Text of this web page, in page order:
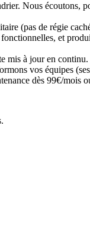
Nous écoutons,
(pas de régie
et
mis à jour en
vos équipes
dès 99€/mois